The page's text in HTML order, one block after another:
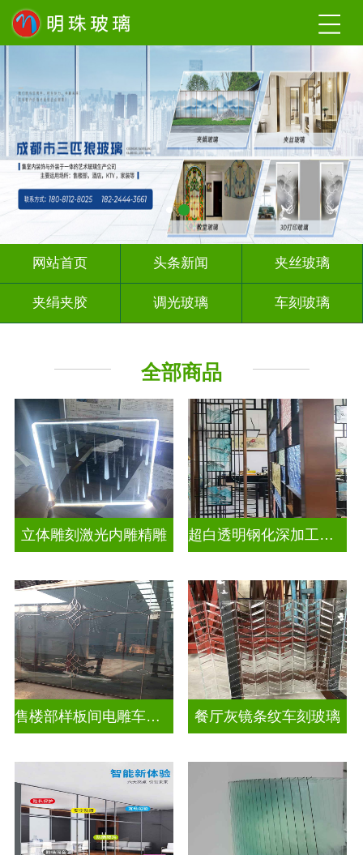
网站首页 头条新闻 夹丝玻璃
夹绢夹胶 调光玻璃 车刻玻璃
全部商品
立体雕刻激光内雕精雕 超白透明钢化深加工激光内雕发光艺术玻璃
售楼部样板间电雕车刻玻璃 餐厅灰镜条纹车刻玻璃